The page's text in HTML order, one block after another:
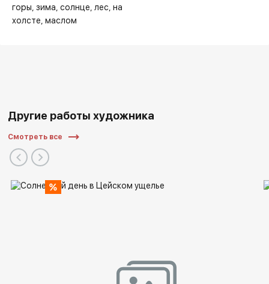
горы зима солнце лес на
холсте маслом
Другие работы художника
Смотреть все